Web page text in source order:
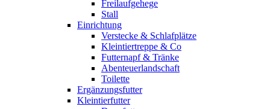
Freilaufgehege
Stall
Einrichtung
Verstecke & Schlafplätze
Kleintiertreppe & Co
Futternapf & Tränke
Abenteuerlandschaft
Toilette
Ergänzungsfutter
Kleintierfutter